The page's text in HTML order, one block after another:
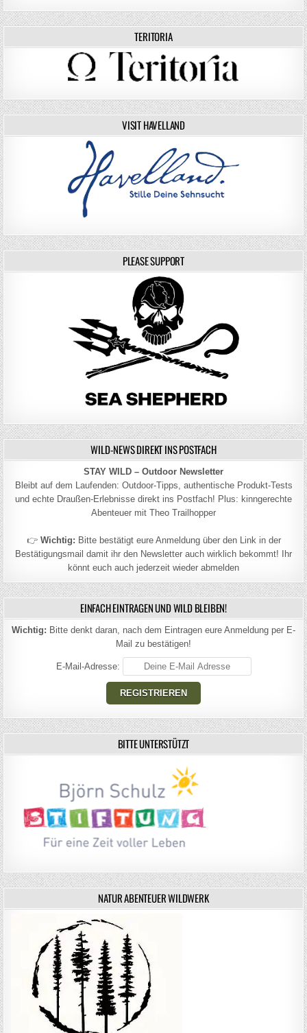
TERITORIA
VISIT HAVELLAND
PLEASE SUPPORT
WILD-NEWS DIREKT INS POSTFACH
STAY WILD – Outdoor Newsletter
Bleibt auf dem Laufenden: Outdoor-Tipps, authentische Produkt-Tests
und echte Draußen-Erlebnisse direkt ins Postfach! Plus: kinngerechte
Abenteuer mit Theo Trailhopper
👉 Wichtig: Bitte bestätigt eure Anmeldung über den Link in der
Bestätigungsmail damit ihr den Newsletter auch wirklich bekommt! Ihr
könnt euch auch jederzeit wieder abmelden
EINFACH EINTRAGEN UND WILD BLEIBEN!
Wichtig: Bitte denkt daran, nach dem Eintragen eure Anmeldung per E-
Mail zu bestätigen!
E-Mail-Adresse:
BITTE UNTERSTÜTZT
NATUR ABENTEUER WILDWERK